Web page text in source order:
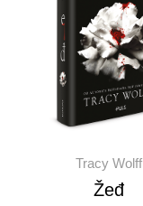
Tracy Wolff
Žeđ